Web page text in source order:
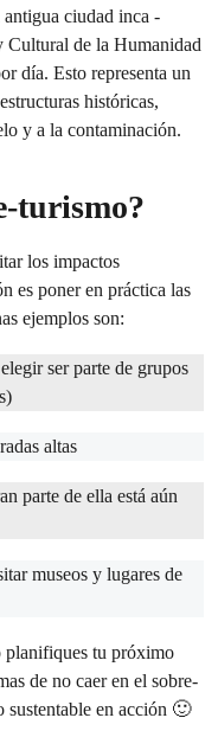
ciudad inca -
de la Humanidad
día. Esto representa un
históricas,
y a la contaminación.
turismo?
los impactos
es poner en práctica las
ejemplos son:
ser parte de grupos
altas
parte de ella está aún
museos y lugares de
planifiques tu próximo
de no caer en el sobre-
en acción 🙂